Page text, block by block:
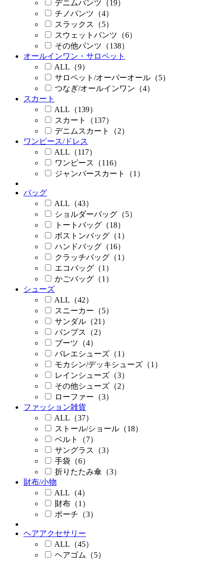
デニムパンツ（19）
チノパンツ（4）
スラックス（5）
スウェットパンツ（6）
その他パンツ（138）
オールインワン・サロペット
ALL（9）
サロペット/オーバーオール（5）
つなぎ/オールインワン（4）
スカート
ALL（139）
スカート（137）
デニムスカート（2）
ワンピース/ドレス
ALL（117）
ワンピース（116）
ジャンパースカート（1）
バッグ
ALL（43）
ショルダーバッグ（5）
トートバッグ（18）
ボストンバッグ（1）
ハンドバッグ（16）
クラッチバッグ（1）
エコバッグ（1）
かごバッグ（1）
シューズ
ALL（42）
スニーカー（5）
サンダル（21）
パンプス（2）
ブーツ（4）
バレエシューズ（1）
モカシン/デッキシューズ（1）
レインシューズ（3）
その他シューズ（2）
ローファー（3）
ファッション雑貨
ALL（37）
ストール/ショール（18）
ベルト（7）
サングラス（3）
手袋（6）
折りたたみ傘（3）
財布/小物
ALL（4）
財布（1）
ポーチ（3）
ヘアアクセサリー
ALL（45）
ヘアゴム（5）